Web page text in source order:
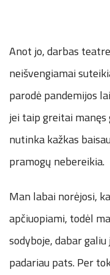
Anot jo, darbas
neišvengiamai
parodė pandemijos
jei taip greitai
nutinka kažkas
pramogų nebereikia.
Man labai norėjosi,
apčiuopiami, todėl
sodyboje, dabar
padariau pats. Per